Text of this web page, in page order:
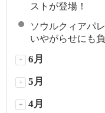
ストが登場！
ソウルクィアパ
いやがらせにも
+ 6月
+ 5月
+ 4月